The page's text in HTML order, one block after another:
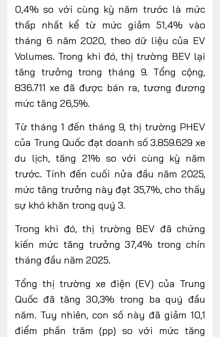
FOLLOW US
Facebook Youtube
CONTACT US
0972271616
ngocvu.vneconomy@gmail.com
0,4% so với cùng kỳ năm trước là mức
thấp nhất kể từ mức giảm 51,4% vào
tháng 6 năm 2020, theo dữ liệu của EV
Volumes. Trong khi đó, thị trường BEV lại
tăng trưởng trong tháng 9. Tổng cộng,
836.711 xe đã được bán ra, tương đương
mức tăng 26,5%.
Từ tháng 1 đến tháng 9, thị trường PHEV
của Trung Quốc đạt doanh số 3.859.629 xe
du lịch, tăng 21% so với cùng kỳ năm
trước. Tính đến cuối nửa đầu năm 2025,
mức tăng trưởng này đạt 35,7%, cho thấy
sự khó khăn trong quý 3.
Trong khi đó, thị trường BEV đã chứng
kiến mức tăng trưởng 37,4% trong chín
tháng đầu năm 2025.
Tổng thị trường xe điện (EV) của Trung
Quốc đã tăng 30,3% trong ba quý đầu
năm. Tuy nhiên, con số này đã giảm 10,1
điểm phần trăm (pp) so với mức tăng